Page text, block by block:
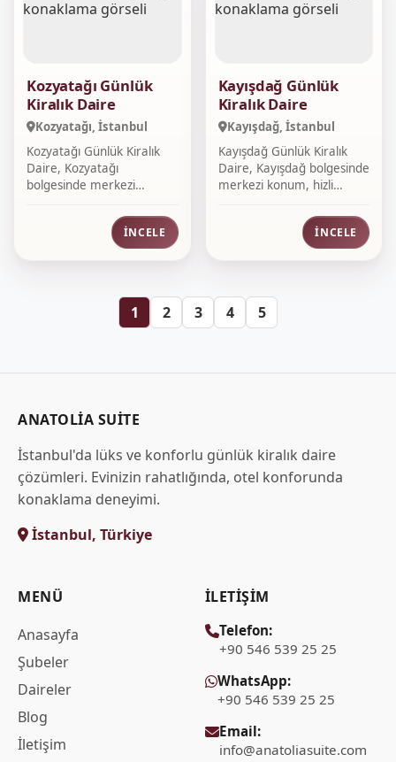
Kozyatağı Günlük
Kiralık Daire
Kozyatağı, İstanbul
Kozyatağı Günlük Kiralık
Daire, Kozyatağı
bolgesinde merkezi
İNCELE
Kayışdağ Günlük
Kiralık Daire
Kayışdağ, İstanbul
Kayışdağ Günlük Kiralık
Daire, Kayışdağ bolgesinde
merkezi konum, hizli
İNCELE
1 2 3 4 5
ANATOLIA SUITE
İstanbul'da lüks ve konforlu günlük kiralık daire
çözümleri. Evinizin rahatlığında, otel konforunda
konaklama deneyimi.
İstanbul, Türkiye
MENÜ
Anasayfa
Şubeler
Daireler
Blog
İletişim
İLETIŞIM
Telefon:
+90 546 539 25 25
WhatsApp:
+90 546 539 25 25
Email:
info@anatoliasuite.com